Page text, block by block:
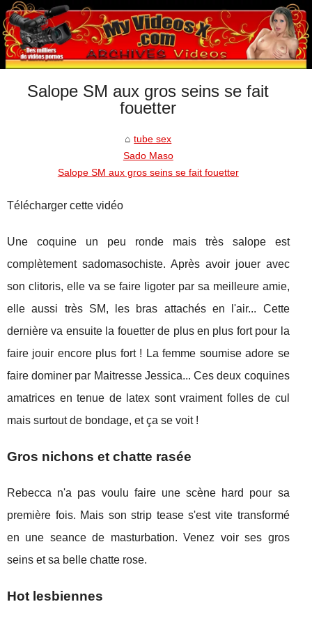
Salope SM aux gros seins se fait
fouetter
tube sex
Sado Maso
Salope SM aux gros seins se fait fouetter
Télécharger cette vidéo
Une coquine un peu ronde mais très salope est
complètement sadomasochiste. Après avoir jouer avec
son clitoris, elle va se faire ligoter par sa meilleure amie,
elle aussi très SM, les bras attachés en l'air... Cette
dernière va ensuite la fouetter de plus en plus fort pour la
faire jouir encore plus fort ! La femme soumise adore se
faire dominer par Maitresse Jessica... Ces deux coquines
amatrices en tenue de latex sont vraiment folles de cul
mais surtout de bondage, et ça se voit !
Gros nichons et chatte rasée
Rebecca n'a pas voulu faire une scène hard pour sa
première fois. Mais son strip tease s'est vite transformé
en une seance de masturbation. Venez voir ses gros
seins et sa belle chatte rose.
Hot lesbiennes